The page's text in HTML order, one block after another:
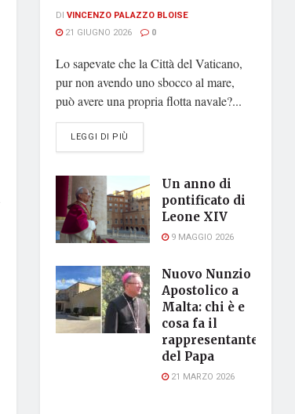
DI VINCENZO PALAZZO BLOISE
21 GIUGNO 2026
0
Lo sapevate che la Città del Vaticano,
pur non avendo uno sbocco al mare,
può avere una propria flotta navale?...
LEGGI DI PIÙ
Un anno di
pontificato di
Leone XIV
9 MAGGIO 2026
Nuovo Nunzio
Apostolico a
Malta: chi è e
cosa fa il
rappresentante
del Papa
21 MARZO 2026